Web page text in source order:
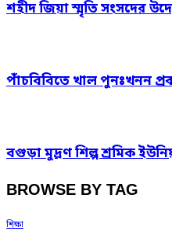
শহীদ জিয়া স্মৃতি সংসদের
পাঁচবিবিতে খাল পুনঃখনন
বগুড়া মুদ্রণ শিল্প শ্রমিক
BROWSE BY TAG
শিক্ষা